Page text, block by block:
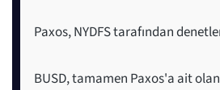
Paxos, NYDFS tarafından
BUSD, tamamen Paxos'a ait